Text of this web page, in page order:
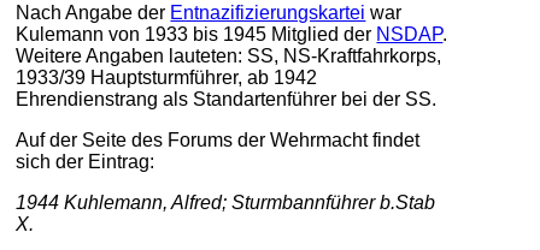
Nach Angabe der Entnazifizierungskartei war
Kulemann von 1933 bis 1945 Mitglied der NSDAP.
Weitere Angaben lauteten: SS, NS-Kraftfahrkorps,
1933/39 Hauptsturmführer, ab 1942
Ehrendienstrang als Standartenführer bei der SS.
Auf der Seite des Forums der Wehrmacht findet
sich der Eintrag:
1944 Kuhlemann, Alfred; Sturmbannführer b.Stab
X.